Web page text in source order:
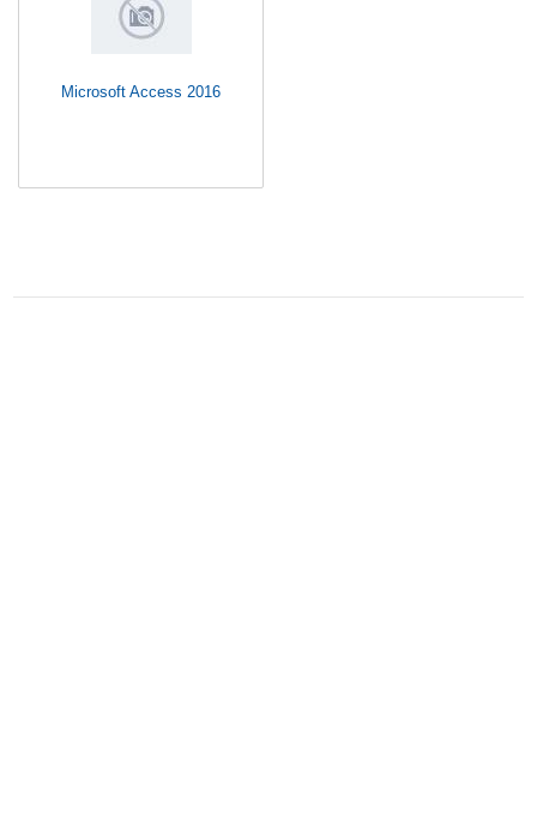
Microsoft Access 2016